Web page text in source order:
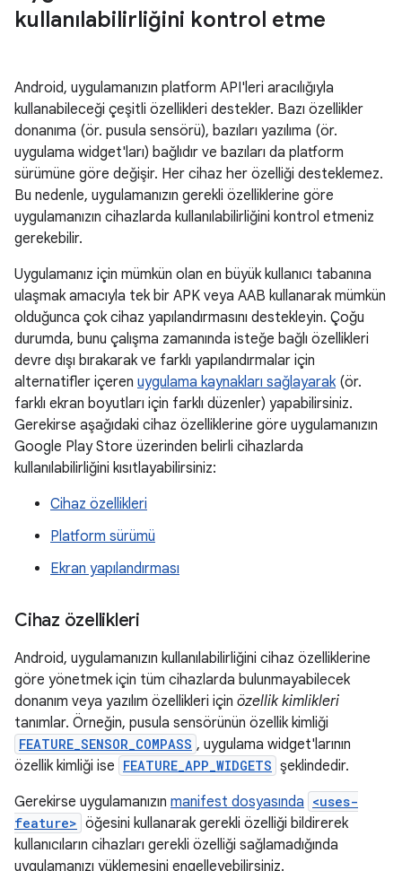
kullanılabilirliğini kontrol etme
Android, uygulamanızın platform API'leri aracılığıyla
kullanabileceği çeşitli özellikleri destekler. Bazı özellikler
donanıma (ör. pusula sensörü), bazıları yazılıma (ör.
uygulama widget'ları) bağlıdır ve bazıları da platform
sürümüne göre değişir. Her cihaz her özelliği desteklemez.
Bu nedenle, uygulamanızın gerekli özelliklerine göre
uygulamanızın cihazlarda kullanılabilirliğini kontrol etmeniz
gerekebilir.
Uygulamanız için mümkün olan en büyük kullanıcı tabanına
ulaşmak amacıyla tek bir APK veya AAB kullanarak mümkün
olduğunca çok cihaz yapılandırmasını destekleyin. Çoğu
durumda, bunu çalışma zamanında isteğe bağlı özellikleri
devre dışı bırakarak ve farklı yapılandırmalar için
alternatifler içeren uygulama kaynakları sağlayarak(ör.
farklı ekran boyutları için farklı düzenler) yapabilirsiniz.
Gerekirse aşağıdaki cihaz özelliklerine göre uygulamanızın
Google Play Store üzerinden belirli cihazlarda
kullanılabilirliğini kısıtlayabilirsiniz:
Cihaz özellikleri
Platform sürümü
Ekran yapılandırması
Cihaz özellikleri
Android, uygulamanızın kullanılabilirliğini cihaz özelliklerine
göre yönetmek için tüm cihazlarda bulunmayabilecek
donanım veya yazılım özellikleri için özellik kimlikleri
tanımlar. Örneğin, pusula sensörünün özellik kimliği
FEATURE_SENSOR_COMPASS , uygulama widget'larının
özellik kimliği ise FEATURE_APP_WIDGETS şeklindedir.
Gerekirse uygulamanızın manifest dosyasında <uses-
feature> öğesini kullanarak gerekli özelliği bildirerek
kullanıcıların cihazları gerekli özelliği sağlamadığında
uygulamanızı yüklemesini engelleyebilirsiniz.